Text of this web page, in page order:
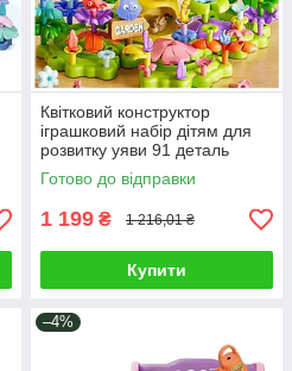
Квітковий конструктор
іграшковий набір дітям для
розвитку уяви 91 деталь
Кидання кілець фігурки
тварин
Готово до відправки
1 199 ₴ 1 216,01 ₴
Купити
–4%